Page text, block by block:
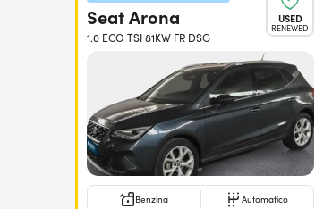
USED
RENEWED
Seat Arona
1.0 ECO TSI 81KW FR DSG
Benzina Automatico